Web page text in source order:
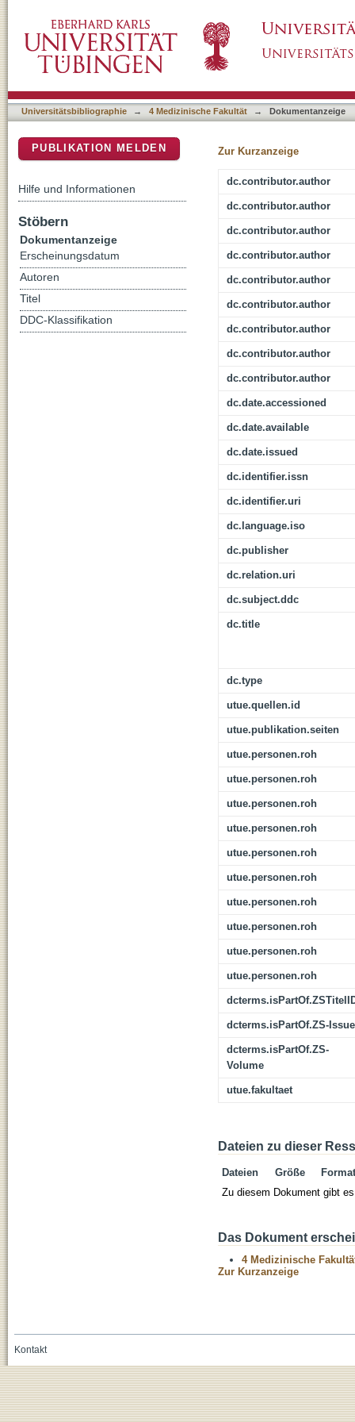
Data with Histopathologic Staging of Fibrosis
Universitätsbibliographie → 4 Medizinische Fakultät → Dokumentanzeige
Zur Kurzanzeige
dc.contributor.author
dc.contributor.author
dc.contributor.author
dc.contributor.author
dc.contributor.author
dc.contributor.author
dc.contributor.author
dc.contributor.author
dc.contributor.author
dc.date.accessioned
dc.date.available
dc.date.issued
dc.identifier.issn
dc.identifier.uri
dc.language.iso
dc.publisher
dc.relation.uri
dc.subject.ddc
dc.title
dc.type
utue.quellen.id
utue.publikation.seiten
utue.personen.roh
utue.personen.roh
utue.personen.roh
utue.personen.roh
utue.personen.roh
utue.personen.roh
utue.personen.roh
utue.personen.roh
utue.personen.roh
utue.personen.roh
dcterms.isPartOf.ZS-Issue
dcterms.isPartOf.ZS-
Volume
utue.fakultaet
Dateien zu dieser
Dateien Größe
Format
Zu diesem Dokument gibt
Das Dokument
4 Medizinische
Zur Kurzanzeige
PUBLIKATION MELDEN
Hilfe und Informationen
Stöbern
Dokumentanzeige
Erscheinungsdatum
Autoren
Titel
DDC-Klassifikation
Kontakt